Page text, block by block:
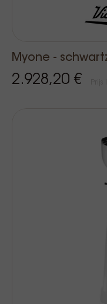
Myone -
2.928,20 €